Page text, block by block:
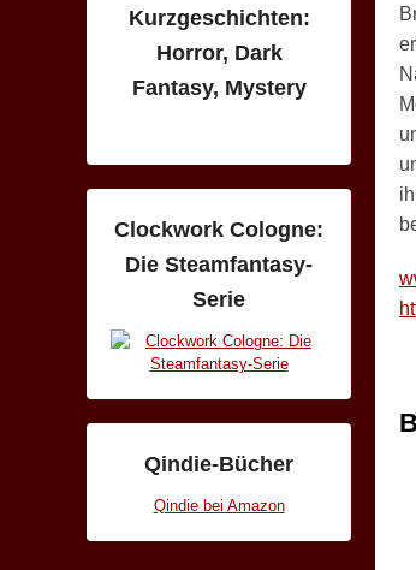
e
d
o
n
9
.
M
ä
z
2
b
Kurzgeschichten:
Horror, Dark
Fantasy, Mystery
Clockwork Cologne:
Die Steamfantasy-
Serie
Qindie-Bücher
Qindie bei Amazon